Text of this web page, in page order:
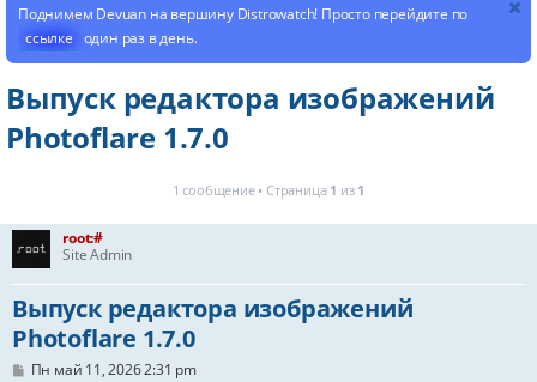
Поднимем Devuan на вершину Distrowatch! Просто перейдите по
ссылке один раз в день.
Выпуск редактора изображений
Photoflare 1.7.0
1 сообщение • Страница 1 из 1
root:#
Site Admin
Выпуск редактора изображений
Photoflare 1.7.0
СПн май 11, 2026 2:31 pm